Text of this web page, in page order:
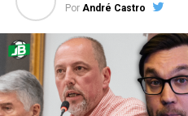
Por André Castro